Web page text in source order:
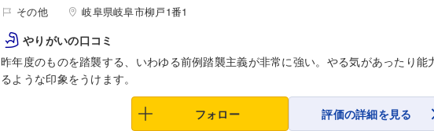
その他 岐阜県岐阜市柳戸1番1
やりがいの口コミ
昨年度のものを踏襲する、いわゆる前例踏襲主義が非常に強い。やる気があったり能
るような印象をうけます。
フォロー 評価の詳細を見る